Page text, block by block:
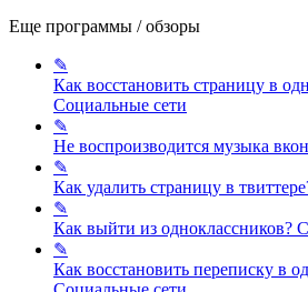
Еще программы / обзоры
✎
Как восстановить страницу в
Социальные сети
✎
Не воспроизводится музыка
✎
Как удалить страницу в
✎
Как выйти из одноклассников?
✎
Как восстановить переписку в